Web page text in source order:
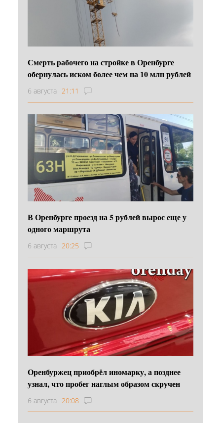
Смерть рабочего на стройке в Оренбурге
обернулась иском более чем на 10 млн рублей
6 августа 21:11
В Оренбурге проезд на 5 рублей вырос еще у
одного маршрута
6 августа 20:25
Оренбуржец приобрёл иномарку, а позднее
узнал, что пробег наглым образом скручен
6 августа 20:08